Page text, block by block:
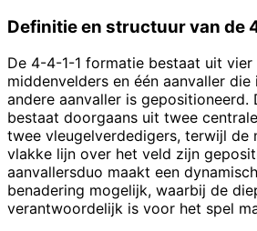
Definitie en structuur van de
De 4-4-1-1 formatie bestaat uit
middenvelders en één aanvaller
andere aanvaller is gepositioneerd.
bestaat doorgaans uit twee
twee vleugelverdedigers, terwijl de
vlakke lijn over het veld zijn
aanvallersduo maakt een
benadering mogelijk, waarbij de
verantwoordelijk is voor het spel